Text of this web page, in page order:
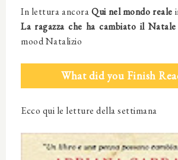
In lettura ancoraQui nel mondo reale
La ragazza che ha cambiato il Natale
mood Natalizio
What did you Finish
Ecco qui le letture della settimana